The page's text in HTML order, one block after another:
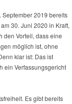
2019 bereits
30. Juni 2020 in Kraft,
den Vorteil, dass eine
möglich ist, ohne
klar ist: Das ist
ein Verfassungsgericht
Es gibt bereits